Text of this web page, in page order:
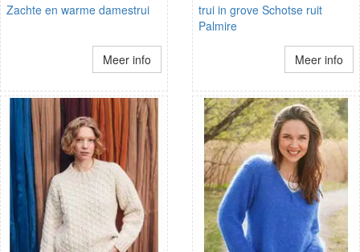
Zachte en warme damestrui
Meer info
trui in grove Schotse ruit
Palmire
Meer info